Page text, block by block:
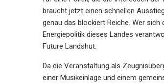
braucht jetzt einen schnellen
genau das blockiert Reiche. Wer
Energiepolitik dieses Landes
Future Landshut.
Da die Veranstaltung als
einer Musikeinlage und einem